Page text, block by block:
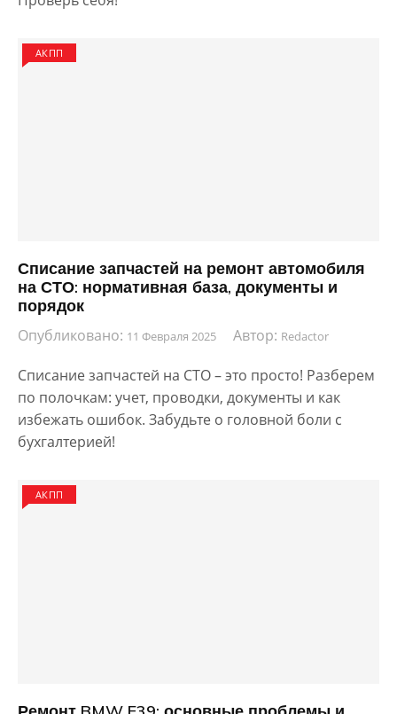
АКПП
Списание запчастей на ремонт автомобиля
на СТО: нормативная база, документы и
порядок
Опубликовано: 11 Февраля 2025 Автор: Redactor
Списание запчастей на СТО – это просто! Разберем
по полочкам: учет, проводки, документы и как
избежать ошибок. Забудьте о головной боли с
бухгалтерией!
АКПП